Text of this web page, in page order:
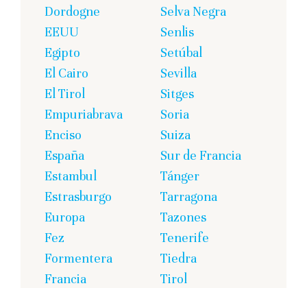
Dordogne
EEUU
Egipto
El Cairo
El Tirol
Empuriabrava
Enciso
España
Estambul
Estrasburgo
Europa
Fez
Formentera
Francia
Selva Negra
Senlis
Setúbal
Sevilla
Sitges
Soria
Suiza
Sur de Francia
Tánger
Tarragona
Tazones
Tenerife
Tiedra
Tirol